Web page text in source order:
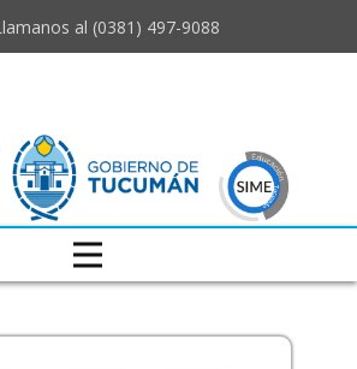
al (0381) ​497-9088